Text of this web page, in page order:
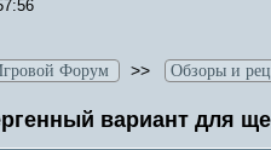
Форум >> Обзоры и
вариант для